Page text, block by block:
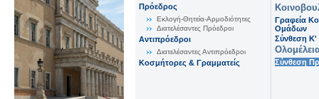
Πρόεδρος
Εκλογή-Θητεία-Αρμοδιότητες
Διατελέσαντες Πρόεδροι
Αντιπρόεδροι
Διατελέσαντες Αντιπρόεδροι
Κοσμήτορες & Γραμματείς
Γραφεία
Ομάδων
Σύνθεση K'
Σύνθεση